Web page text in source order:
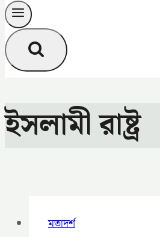
ইসলামী রাষ্ট্র
মতাদর্শ